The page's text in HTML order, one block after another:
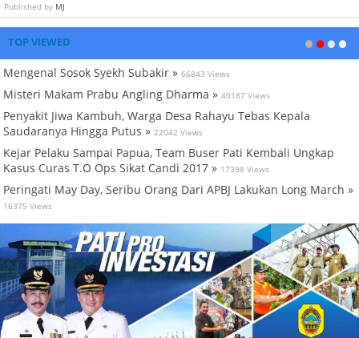
Published by MJ
TOP VIEWED
Mengenal Sosok Syekh Subakir » 66843 Views
Misteri Makam Prabu Angling Dharma » 40187 Views
Penyakit Jiwa Kambuh, Warga Desa Rahayu Tebas Kepala
Saudaranya Hingga Putus » 22042 Views
Kejar Pelaku Sampai Papua, Team Buser Pati Kembali Ungkap
Kasus Curas T.O Ops Sikat Candi 2017 » 17398 Views
Peringati May Day, Seribu Orang Dari APBJ Lakukan Long March »
16375 Views